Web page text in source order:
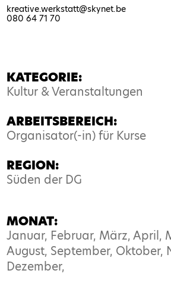
kreative.werkstatt@skynet.be
080 64 71 70
KATEGORIE:
Kultur & Veranstaltungen
ARBEITSBEREICH:
Organisator(-in) für Kurse
REGION:
Süden der DG
MONAT:
Januar, Februar, März, April,
August, September, Oktober,
Dezember,